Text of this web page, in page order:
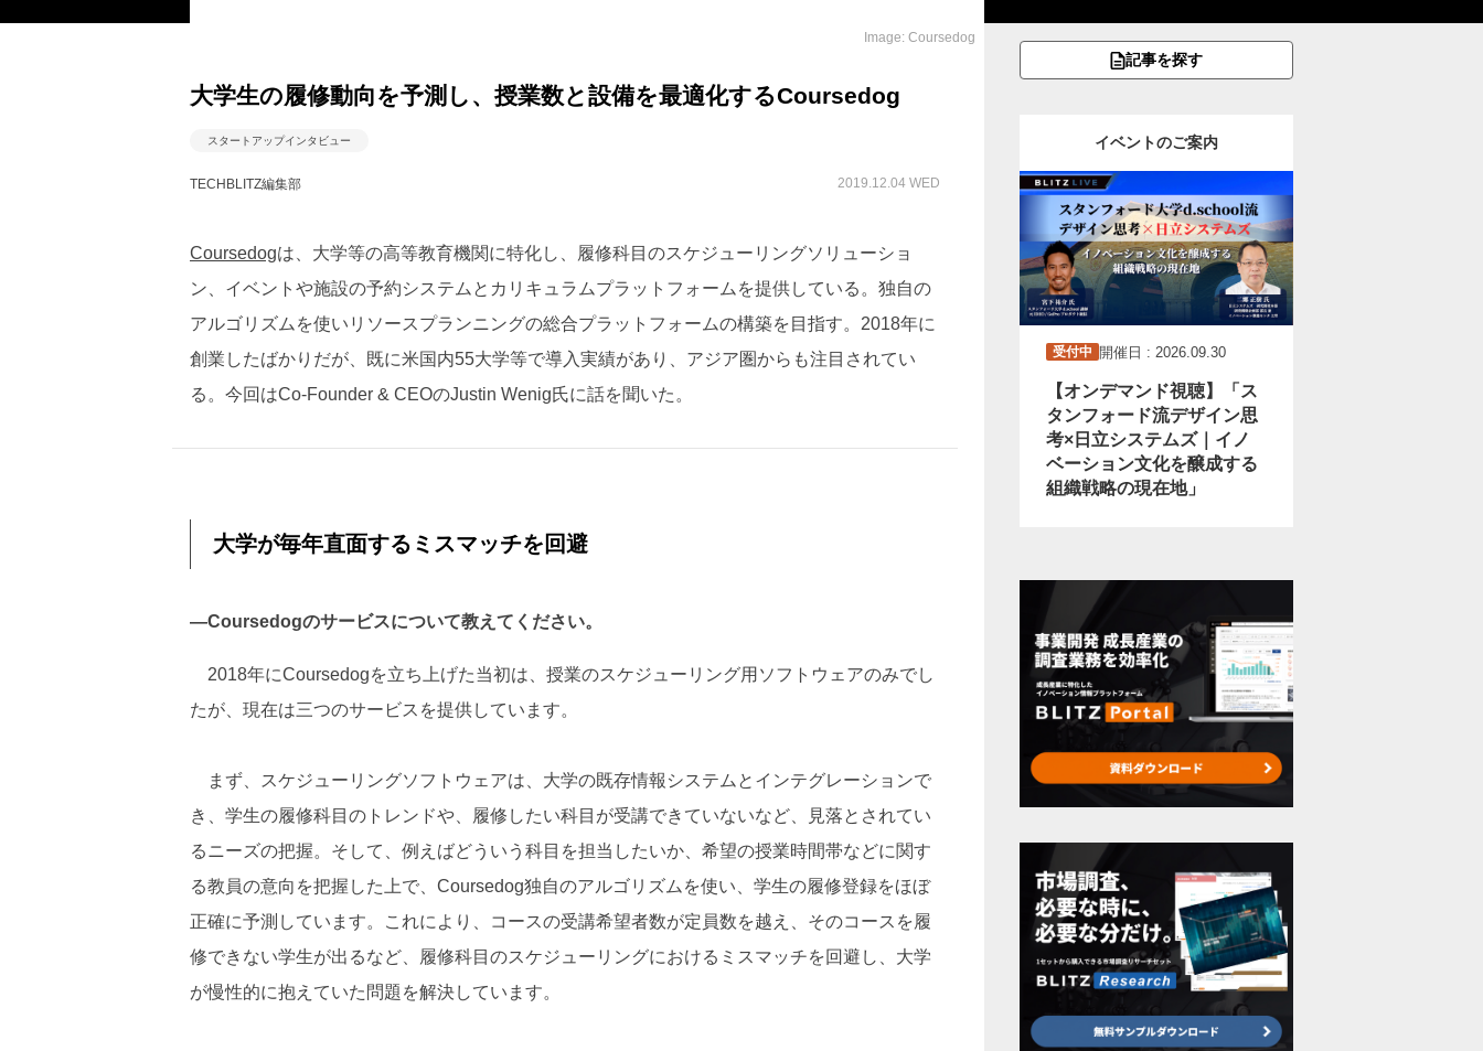
Image: Coursedog
大学生の履修動向を予測し、授業数と設備を最適化するCoursedog
スタートアップインタビュー
TECHBLITZ編集部 2019.12.04 WED
Coursedogは、大学等の高等教育機関に特化し、履修科目のスケジューリングソリューショ
ン、イベントや施設の予約システムとカリキュラムプラットフォームを提供している。独自の
アルゴリズムを使いリソースプランニングの総合プラットフォームの構築を目指す。2018年に
創業したばかりだが、既に米国内55大学等で導入実績があり、アジア圏からも注目されてい
る。今回はCo-Founder & CEOのJustin Wenig氏に話を聞いた。
大学が毎年直面するミスマッチを回避
―Coursedogのサービスについて教えてください。
2018年にCoursedogを立ち上げた当初は、授業のスケジューリング用ソフトウェアのみでし
たが、現在は三つのサービスを提供しています。
まず、スケジューリングソフトウェアは、大学の既存情報システムとインテグレーションで
き、学生の履修科目のトレンドや、履修したい科目が受講できていないなど、見落とされてい
るニーズの把握。そして、例えばどういう科目を担当したいか、希望の授業時間帯などに関す
る教員の意向を把握した上で、Coursedog独自のアルゴリズムを使い、学生の履修登録をほぼ
正確に予測しています。これにより、コースの受講希望者数が定員数を越え、そのコースを履
修できない学生が出るなど、履修科目のスケジューリングにおけるミスマッチを回避し、大学
が慢性的に抱えていた問題を解決しています。
記事を探す
イベントのご案内
受付中 開催日 : 2026.09.30
【オンデマンド視聴】「ス
タンフォード流デザイン思
考×日立システムズ｜イノ
ベーション文化を醸成する
組織戦略の現在地」